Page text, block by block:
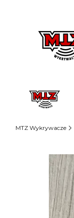
MTZ Wykrywacze